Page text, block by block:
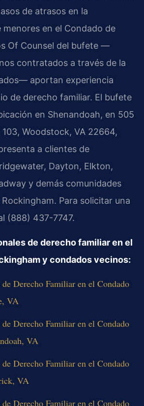
de atrasos en la
en el Condado de
Of Counsel del bufete —
contratados a través de la
aportan experiencia
de derecho familiar. El bufete
en Shenandoah, en 505
Woodstock, VA 22664,
a clientes de
Dayton, Elkton,
y demás comunidades
Para solicitar una
(888) 437-7747.
de derecho familiar en el
y condados vecinos:
Derecho Familiar en el Condado
VA
Derecho Familiar en el Condado
VA
Derecho Familiar en el Condado
VA
Derecho Familiar en el Condado